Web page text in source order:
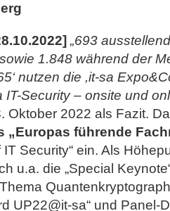
„693
1.848 während der
nutzen die ,it-sa
Security – onsite und
Oktober 2022 als Fazit.
„Europas führende
Security“ ein. Als
u.a. die „Special
UP22@it-sa“ und Panel-